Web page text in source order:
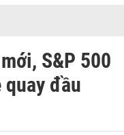
S&P 500
quay đầu